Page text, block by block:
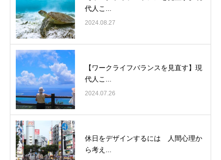
代人こ...
2024.08.27
【ワークライフバランスを見直す】現
代人こ...
2024.07.26
休日をデザインするには 人間心理か
ら考え...